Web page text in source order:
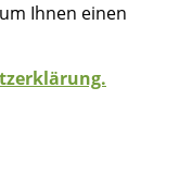
Ihnen einen